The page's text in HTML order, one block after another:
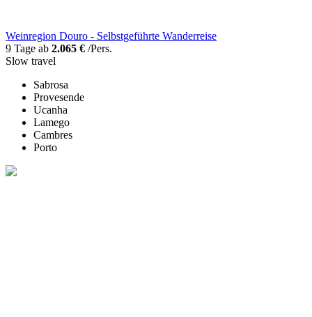
Weinregion Douro - Selbstgeführte Wanderreise
9 Tage ab 2.065 € /Pers.
Slow travel
Sabrosa
Provesende
Ucanha
Lamego
Cambres
Porto